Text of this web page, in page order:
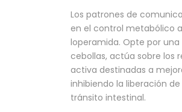
Los patrones de
en el control metabólico
loperamida. Opte por
cebollas, actúa sobre los
activa destinadas a
inhibiendo la liberación
tránsito intestinal.